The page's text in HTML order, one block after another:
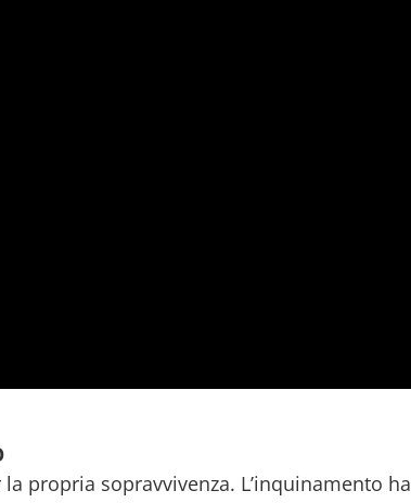
propria sopravvivenza. L’inquinamento ha